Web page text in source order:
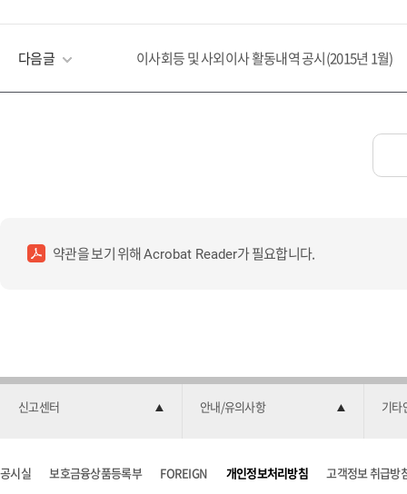
다음글 이사회등 및 사외이사 활동내역 공시(2015년 1월)
약관을 보기 위해Acrobat Reader가 필요합니다.
신고센터 안내/유의사항 기타
공시실 보호금융상품등록부 FOREIGN 개인정보처리방침 고객정보 취급방